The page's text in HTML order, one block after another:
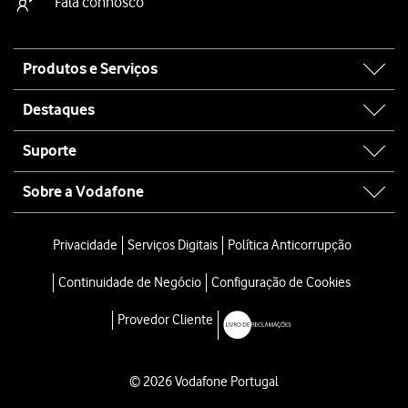
map
Produtos e Serviços
Destaques
Suporte
Sobre a Vodafone
Privacidade Serviços Digitais Política Anticorrupção
Continuidade de Negócio Configuração de Cookies
Provedor Cliente
© 2026 Vodafone Portugal